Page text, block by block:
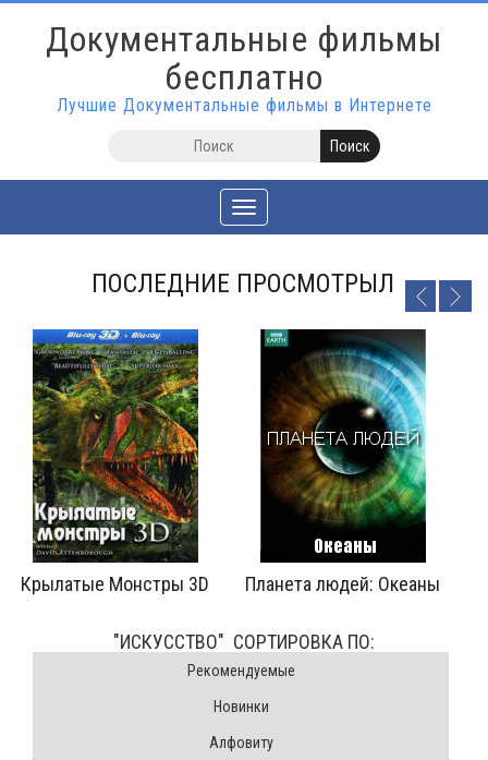
Документальные фильмы
бесплатно
Лучшие Документальные фильмы в Интернете
Toggle
navigation
ПОСЛЕДНИЕ ПРОСМОТРЫЛ
Океаны Pink Floyd: История альбома Wish You Were Here
"ИСКУССТВО" CОРТИРОВКА ПО:
Pекомендуемые
Новинки
Алфовиту